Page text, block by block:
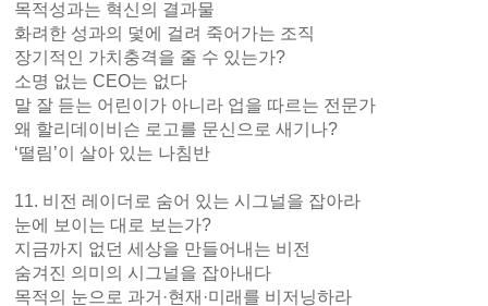
목적성과는 혁신의 결과물
화려한 성과의 덫에 걸려 죽어가는 조직
장기적인 가치충격을 줄 수 있는가?
소명 없는 CEO는 없다
말 잘 듣는 어린이가 아니라 업을 따르는 전문가
왜 할리데이비슨 로고를 문신으로 새기나?
‘떨림’이 살아 있는 나침반
11. 비전 레이더로 숨어 있는 시그널을 잡아라
눈에 보이는 대로 보는가?
지금까지 없던 세상을 만들어내는 비전
숨겨진 의미의 시그널을 잡아내다
목적의 눈으로 과거·현재·미래를 비저닝하라